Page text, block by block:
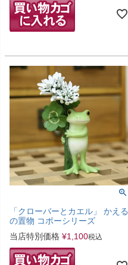
「クローバーとカエル」 かえる
の置物 コポーシリーズ
当店特別価格 ¥1,100税込